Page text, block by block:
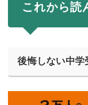
これから読
後悔しない中